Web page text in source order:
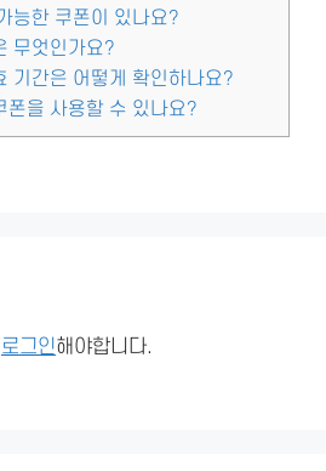
능한 쿠폰이 있나요?
무엇인가요?
기간은 어떻게 확인하나요?
폰을 사용할 수 있나요?
로그인해야합니다.